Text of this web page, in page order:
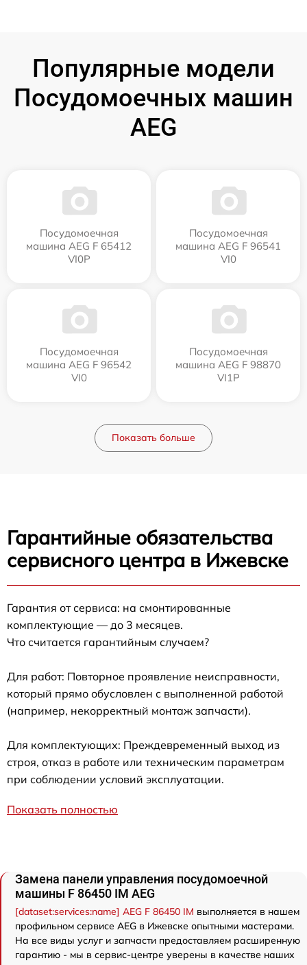
Популярные модели
Посудомоечных машин
AEG
Посудомоечная
машина AEG F 65412
VI0P
Посудомоечная
машина AEG F 96541
VI0
Посудомоечная
машина AEG F 96542
VI0
Посудомоечная
машина AEG F 98870
VI1P
Показать больше
Гарантийные обязательства
сервисного центра в Ижевске
Гарантия от сервиса: на смонтированные
комплектующие — до 3 месяцев.
Что считается гарантийным случаем?
Для работ: Повторное проявление неисправности,
который прямо обусловлен с выполненной работой
(например, некорректный монтаж запчасти).
Для комплектующих: Преждевременный выход из
строя, отказ в работе или техническим параметрам
при соблюдении условий эксплуатации.
Показать полностью
Замена панели управления посудомоечной
машины F 86450 IM AEG
[dataset:services:name] AEG F 86450 IM выполняется в нашем
профильном сервисе AEG в Ижевске опытными мастерами.
На все виды услуг и запчасти предоставляем расширенную
гарантию - мы в сервис-центре уверены в качестве наших